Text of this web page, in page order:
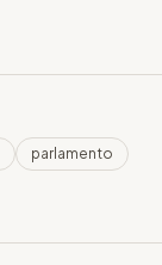
parlamento